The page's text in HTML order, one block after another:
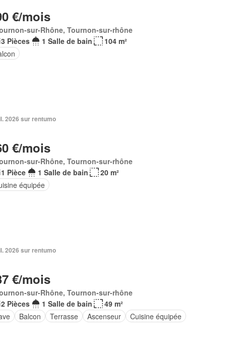
€/mois
sur-Rhône, Tournon-sur-rhône
3 Pièces
1 Salle de bain
104 m²
2026 sur rentumo
€/mois
sur-Rhône, Tournon-sur-rhône
1 Pièce
1 Salle de bain
20 m²
équipée
2026 sur rentumo
€/mois
sur-Rhône, Tournon-sur-rhône
2 Pièces
1 Salle de bain
49 m²
Balcon Terrasse Ascenseur Cuisine équipée